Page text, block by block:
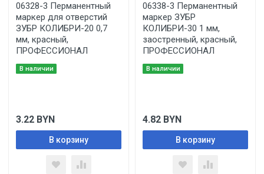
06328-3 Перманентный
маркер для отверстий
ЗУБР КОЛИБРИ-20 0,7
мм, красный,
ПРОФЕССИОНАЛ
В наличии
3.22 BYN
В корзину
06338-3 Перманентный
маркер ЗУБР
КОЛИБРИ-30 1 мм,
заостренный, красный,
ПРОФЕССИОНАЛ
В наличии
4.82 BYN
В корзину